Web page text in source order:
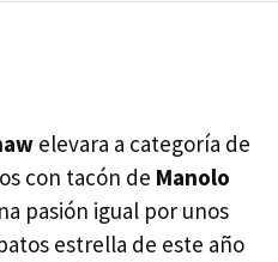
elevara a categoría de
con tacón de Manolo
pasión igual por unos
estrella de este año